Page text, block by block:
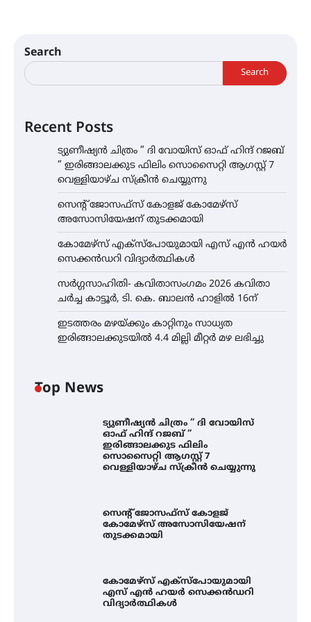
Search
Search
Recent Posts
ട്യുണീഷ്യൻ ചിത്രം ” ദി വോയിസ് ഓഫ് ഹിന്ദ് റജബ്
” ഇരിങ്ങാലക്കുട ഫിലിം സൊസൈറ്റി ആഗസ്റ്റ് 7
വെള്ളിയാഴ്ച സ്‌ക്രീൻ ചെയ്യുന്നു
സെന്റ് ജോസഫ്സ് കോളജ് കോമേഴ്‌സ്
അസോസിയേഷന് തുടക്കമായി
കോമേഴ്സ് എക്സ്പോയുമായി എസ് എൻ ഹയർ
സെക്കൻഡറി വിദ്യാർത്ഥികൾ
സർഗ്ഗസാഹിതി- കവിതാസംഗമം 2026 കവിതാ
ചർച്ച കാട്ടൂർ, ടി. കെ. ബാലൻ ഹാളിൽ 16ന്
ഇടത്തരം മഴയ്ക്കും കാറ്റിനും സാധ്യത
ഇരിങ്ങാലക്കുടയിൽ 4.4 മില്ലി മീറ്റർ മഴ ലഭിച്ചു
Top News
ട്യുണീഷ്യൻ ചിത്രം ” ദി വോയിസ്
ഓഫ് ഹിന്ദ് റജബ് ”
ഇരിങ്ങാലക്കുട ഫിലിം
സൊസൈറ്റി ആഗസ്റ്റ് 7
വെള്ളിയാഴ്ച സ്‌ക്രീൻ ചെയ്യുന്നു
സെന്റ് ജോസഫ്സ് കോളജ്
കോമേഴ്‌സ് അസോസിയേഷന്
തുടക്കമായി
കോമേഴ്സ് എക്സ്പോയുമായി
എസ് എൻ ഹയർ സെക്കൻഡറി
വിദ്യാർത്ഥികൾ